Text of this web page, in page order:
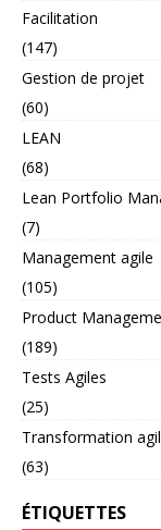
Facilitation
(147)
Gestion de projet
(60)
LEAN
(68)
Lean Portfolio
(7)
Management agile
(105)
Product
(189)
Tests Agiles
(25)
Transformation
(63)
ÉTIQUETTES